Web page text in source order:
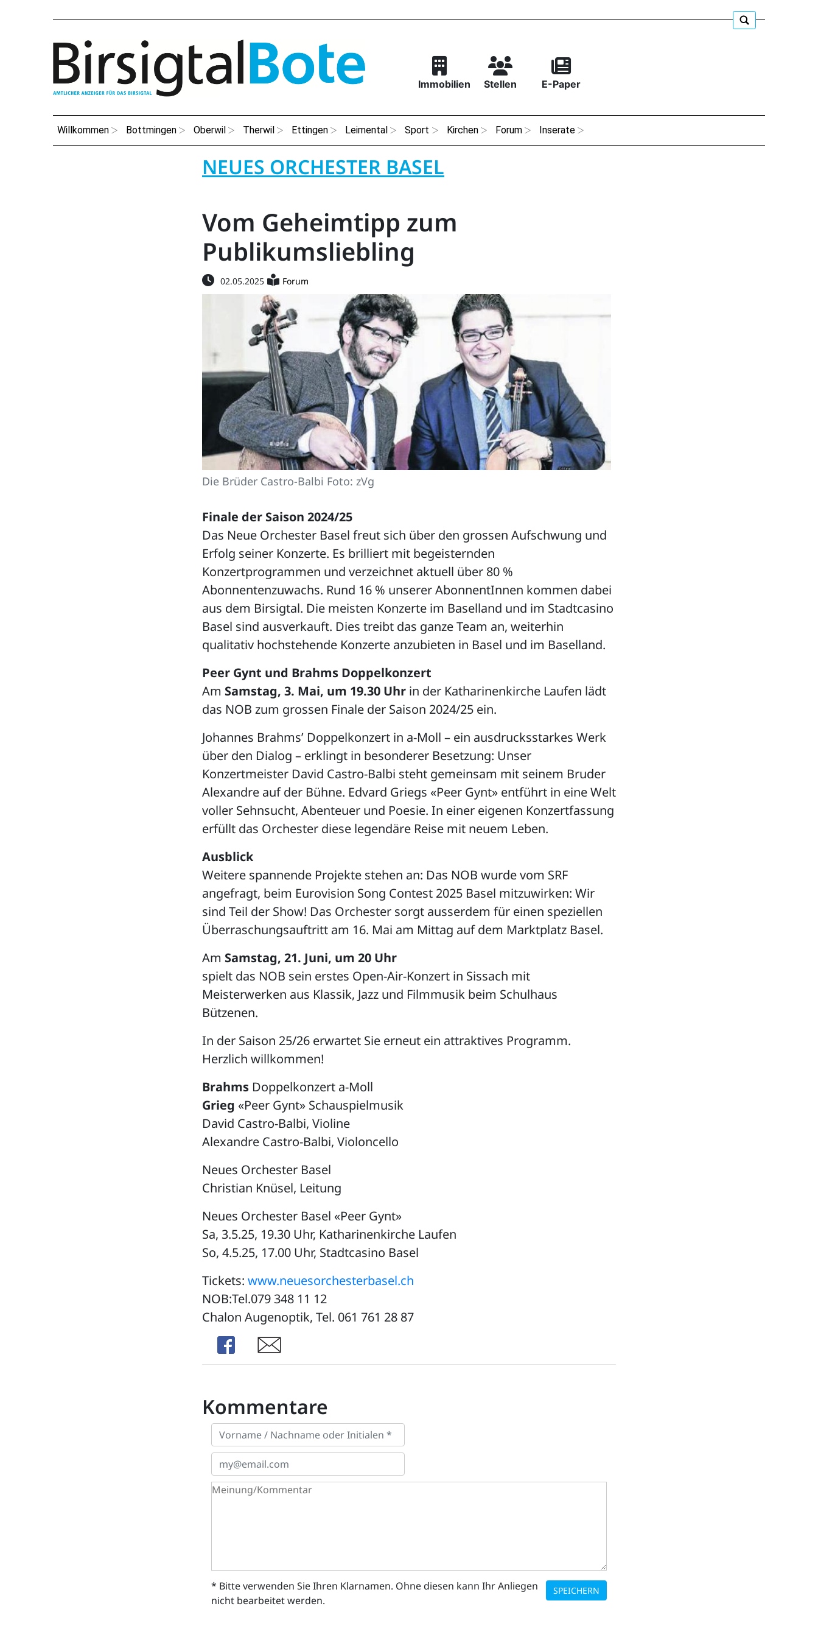
Immobilien Stellen E-Paper
Willkommen Bottmingen Oberwil Therwil Ettingen Leimental Sport Kirchen Forum Inserate
NEUES ORCHESTER BASEL
Vom Geheimtipp zum
Publikumsliebling
02.05.2025 Forum
Die Brüder Castro-Balbi Foto: zVg
Finale der Saison 2024/25
Das Neue Orchester Basel freut sich über den grossen Aufschwung und
Erfolg seiner Konzerte. Es brilliert mit begeisternden
Konzertprogrammen und verzeichnet aktuell über 80 %
Abonnentenzuwachs. Rund 16 % unserer AbonnentInnen kommen dabei
aus dem Birsigtal. Die meisten Konzerte im Baselland und im Stadtcasino
Basel sind ausverkauft. Dies treibt das ganze Team an, weiterhin
qualitativ hochstehende Konzerte anzubieten in Basel und im Baselland.
Peer Gynt und Brahms Doppelkonzert
Am Samstag, 3. Mai, um 19.30 Uhrin der Katharinenkirche Laufen lädt
das NOB zum grossen Finale der Saison 2024/25 ein.
Johannes Brahms’ Doppelkonzert in a-Moll – ein ausdrucksstarkes Werk
über den Dialog – erklingt in besonderer Besetzung: Unser
Konzertmeister David Castro-Balbi steht gemeinsam mit seinem Bruder
Alexandre auf der Bühne. Edvard Griegs «Peer Gynt» entführt in eine Welt
voller Sehnsucht, Abenteuer und Poesie. In einer eigenen Konzertfassung
erfüllt das Orchester diese legendäre Reise mit neuem Leben.
Ausblick
Weitere spannende Projekte stehen an: Das NOB wurde vom SRF
angefragt, beim Eurovision Song Contest 2025 Basel mitzuwirken: Wir
sind Teil der Show! Das Orchester sorgt ausserdem für einen speziellen
Überraschungsauftritt am 16. Mai am Mittag auf dem Marktplatz Basel.
Am Samstag, 21. Juni, um 20 Uhr
spielt das NOB sein erstes Open-Air-Konzert in Sissach mit
Meisterwerken aus Klassik, Jazz und Filmmusik beim Schulhaus
Bützenen.
In der Saison 25/26 erwartet Sie erneut ein attraktives Programm.
Herzlich willkommen!
BrahmsDoppelkonzert a-Moll
Grieg «Peer Gynt» Schauspielmusik
David Castro-Balbi, Violine
Alexandre Castro-Balbi, Violoncello
Neues Orchester Basel
Christian Knüsel, Leitung
Neues Orchester Basel «Peer Gynt»
Sa, 3.5.25, 19.30 Uhr, Katharinenkirche Laufen
So, 4.5.25, 17.00 Uhr, Stadtcasino Basel
Tickets: www.neuesorchesterbasel.ch
NOB:Tel.079 348 11 12
Chalon Augenoptik, Tel. 061 761 28 87
Share
Share
Kommentare
SPEICHERN
* Bitte verwenden Sie Ihren Klarnamen. Ohne diesen kann Ihr Anliegen
nicht bearbeitet werden.